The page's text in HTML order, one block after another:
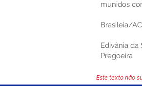
munidos
Brasileia/
Edivânia da
Pregoeira
Este texto não